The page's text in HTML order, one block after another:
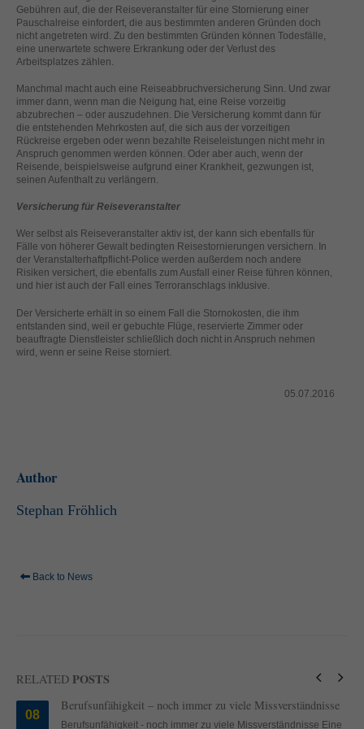
Gebühren auf, die der Reiseveranstalter für eine Stornierung einer
Pauschalreise einfordert, die aus bestimmten anderen Gründen doch
nicht angetreten wird. Zu den bestimmten Gründen können Todesfälle,
eine unerwartete schwere Erkrankung oder der Verlust des
Arbeitsplatzes zählen.
Manchmal macht auch eine Reiseabbruchversicherung Sinn. Und zwar
immer dann, wenn man die Neigung hat, eine Reise vorzeitig
abzubrechen – oder auszudehnen. Die Versicherung kommt dann für
die entstehenden Mehrkosten auf, die sich aus der vorzeitigen
Rückreise ergeben oder wenn bezahlte Reiseleistungen nicht mehr in
Anspruch genommen werden können. Oder aber auch, wenn der
Reisende, beispielsweise aufgrund einer Krankheit, gezwungen ist,
seinen Aufenthalt zu verlängern.
Versicherung für Reiseveranstalter
Wer selbst als Reiseveranstalter aktiv ist, der kann sich ebenfalls für
Fälle von höherer Gewalt bedingten Reisestornierungen versichern. In
der Veranstalterhaftpflicht-Police werden außerdem noch andere
Risiken versichert, die ebenfalls zum Ausfall einer Reise führen können,
und hier ist auch der Fall eines Terroranschlags inklusive.
Der Versicherte erhält in so einem Fall die Stornokosten, die ihm
entstanden sind, weil er gebuchte Flüge, reservierte Zimmer oder
beauftragte Dienstleister schließlich doch nicht in Anspruch nehmen
wird, wenn er seine Reise storniert.
05.07.2016
Author
Stephan Fröhlich
Back to News
RELATED POSTS
08
Berufsunfähigkeit – noch immer zu viele Missverständnisse
Berufsunfähigkeit - noch immer zu viele Missverständnisse Eine
helfen, diese Website und Ihre Erfahrung zu verbessern.
Personenbezogene Daten können verarbeitet werden (z. B. IP-
Adressen), z. B. für personalisierte Anzeigen und Inhalte oder
Anzeigen- und Inhaltsmessung. Weitere Informationen über die
Verwendung Ihrer Daten finden Sie in unserer
Datenschutzerklärung.
Hier finden Sie eine Übersicht über alle verwendeten Cookies. Sie
können Ihre Einwilligung zu ganzen Kategorien geben oder sich
weitere Informationen anzeigen lassen und so nur bestimmte
Cookies auswählen.
Alle akzeptieren Speichern
Zurück Nur essenzielle Cookies akzeptieren
Essenziell (1)
Essenzielle Cookies ermöglichen grundlegende Funktionen und sind für
die einwandfreie Funktion der Website erforderlich.
Externe Medien (2)
werden, bedarf der Zugriff auf diese Inhalte keiner manuellen Einwilligung